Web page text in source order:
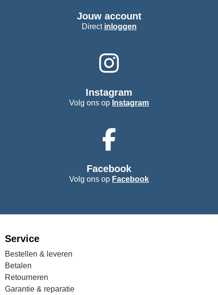
Jouw account
Direct inloggen
Instagram
Volg ons op Instagram
Facebook
Volg ons op Facebook
Service
Bestellen & leveren
Betalen
Retourneren
Garantie & reparatie